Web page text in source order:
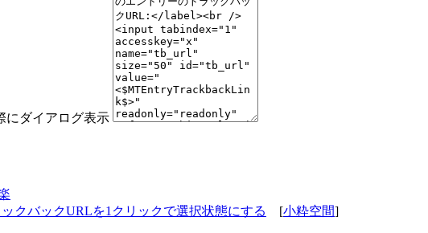
にダイアログ表示
クバックURLを1クリックで選択状態にする [小粋空間]